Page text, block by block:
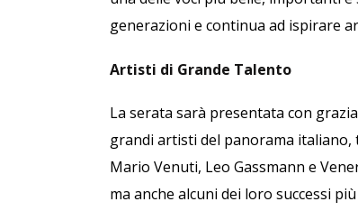
generazioni e continua ad ispirare
Artisti di Grande Talento
La serata sarà presentata con
grandi artisti del panorama italiano,
Mario Venuti, Leo Gassmann e
ma anche alcuni dei loro successi